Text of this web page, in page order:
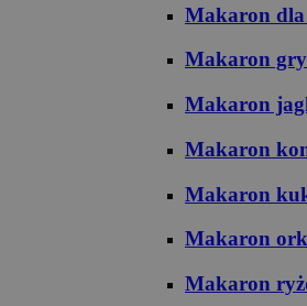
Makaron dla
Makaron
Makaron
Makaron
Makaron
Makaron
Makaron